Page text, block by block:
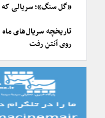
«گل سنگ»؛ سریالی که
روی آنتن رفت